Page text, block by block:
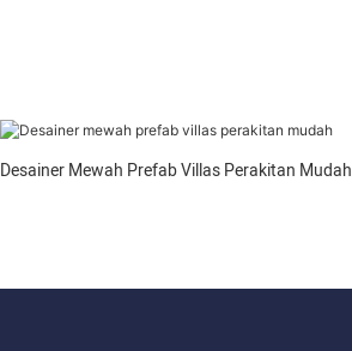
Desainer Mewah Prefab Villas Perakitan Mudah